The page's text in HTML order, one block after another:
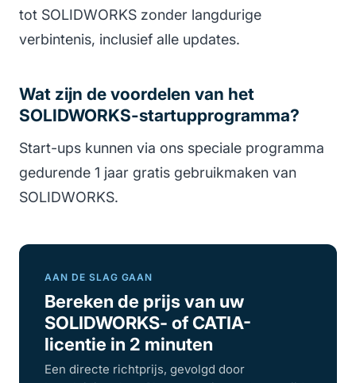
tot SOLIDWORKS zonder langdurige
verbintenis, inclusief alle updates.
Wat zijn de voordelen van het
SOLIDWORKS-startupprogramma?
Start-ups kunnen via ons speciale programma
gedurende 1 jaar gratis gebruikmaken van
SOLIDWORKS.
AAN DE SLAG GAAN
Bereken de prijs van uw
SOLIDWORKS- of CATIA-
licentie in 2 minuten
Een directe richtprijs, gevolgd door